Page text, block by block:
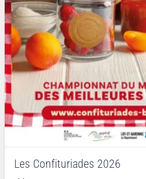
Les Confituriades 2026